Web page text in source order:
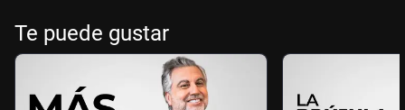
Te puede gustar